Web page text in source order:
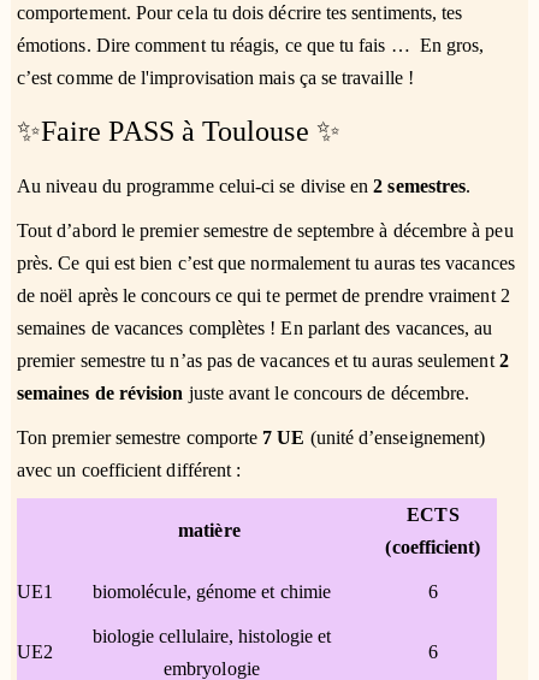
comportement. Pour cela tu dois décrire tes sentiments, tes
émotions. Dire comment tu réagis, ce que tu fais … En gros,
c’est comme de l'improvisation mais ça se travaille !
✨Faire PASS à Toulouse ✨
Au niveau du programme celui-ci se divise en2 semestres.
Tout d’abord le premier semestre de septembre à décembre à peu
près. Ce qui est bien c’est que normalement tu auras tes vacances
de noël après le concours ce qui te permet de prendre vraiment 2
semaines de vacances complètes ! En parlant des vacances, au
premier semestre tu n’as pas de vacances et tu auras seulement 2
semaines de révision juste avant le concours de décembre.
Ton premier semestre comporte 7 UE (unité d’enseignement)
avec un coefficient différent :
matière
ECTS
(coefficient)
UE1 biomolécule, génome et chimie 6
UE2
biologie cellulaire, histologie et
embryologie
6